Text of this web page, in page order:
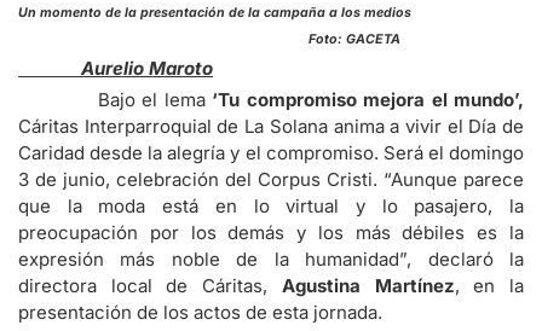
Un momento de la presentación de la campaña a los medios
Foto: GACETA
Aurelio Maroto
Bajo el lema ‘Tu compromiso mejora el mundo’,
Cáritas Interparroquial de La Solana anima a vivir el Día de
Caridad desde la alegría y el compromiso. Será el domingo
3 de junio, celebración del Corpus Cristi. “Aunque parece
que la moda está en lo virtual y lo pasajero, la
preocupación por los demás y los más débiles es la
expresión más noble de la humanidad”, declaró la
directora local de Cáritas, Agustina Martínez, en la
presentación de los actos de esta jornada.